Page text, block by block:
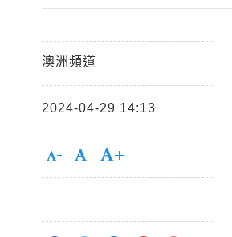
澳洲頻道
2024-04-29 14:13